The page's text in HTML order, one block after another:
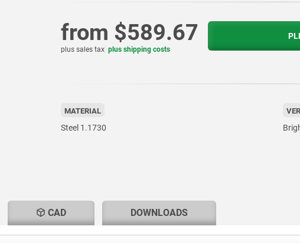
from $589.67
plus sales tax plus shipping costs
MATERIAL
Steel 1.1730
CAD DOWNLOADS